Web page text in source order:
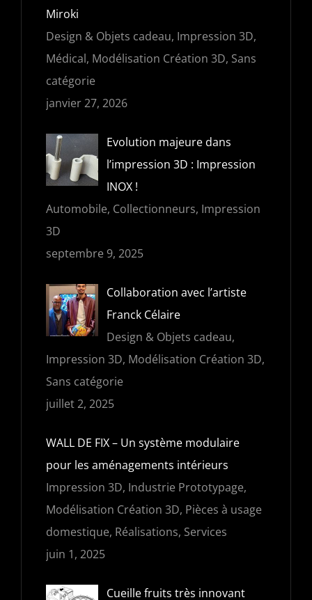
Miroki
Design & Objets cadeau, Impression 3D,
Médical, Modélisation Création 3D, Sans
catégorie
janvier 27, 2026
Evolution majeure dans
l’impression 3D : Impression
INOX !
Automobile, Collectionneurs, Impression
3D
septembre 9, 2025
Collaboration avec l’artiste
Franck Célaire
Design & Objets cadeau,
Impression 3D, Modélisation Création 3D,
Sans catégorie
juillet 2, 2025
WALL DE FIX – Un système modulaire
pour les aménagements intérieurs
Impression 3D, Industrie Prototypage,
Modélisation Création 3D, Pièces à usage
domestique, Réalisations, Services
juin 1, 2025
Cueille fruits très innovant